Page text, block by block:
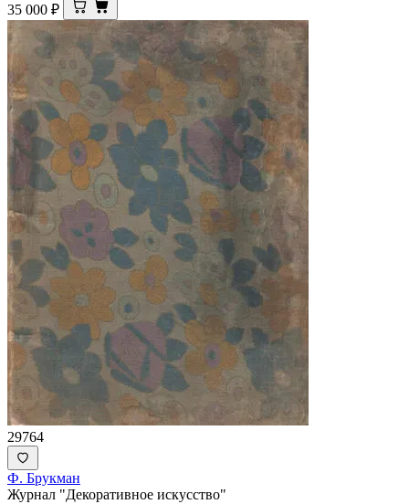
35 000 ₽
29764
Ф. Брукман
Журнал "Декоративное искусство"